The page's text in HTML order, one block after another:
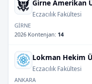
Girne Amerikan
Eczacılık Fakültesi
GİRNE
2026 Kontenjan: 14
Lokman Hekim
Eczacılık Fakültesi
ANKARA